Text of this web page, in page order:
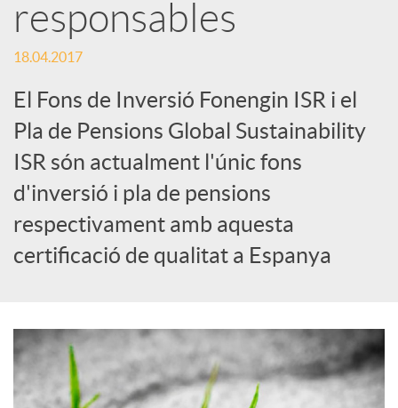
S
o
c
i
a
l
s
responsables
18.04.2017
El Fons de Inversió Fonengin ISR i el
Pla de Pensions Global Sustainability
ISR són actualment l'únic fons
d'inversió i pla de pensions
respectivament amb aquesta
certificació de qualitat a Espanya